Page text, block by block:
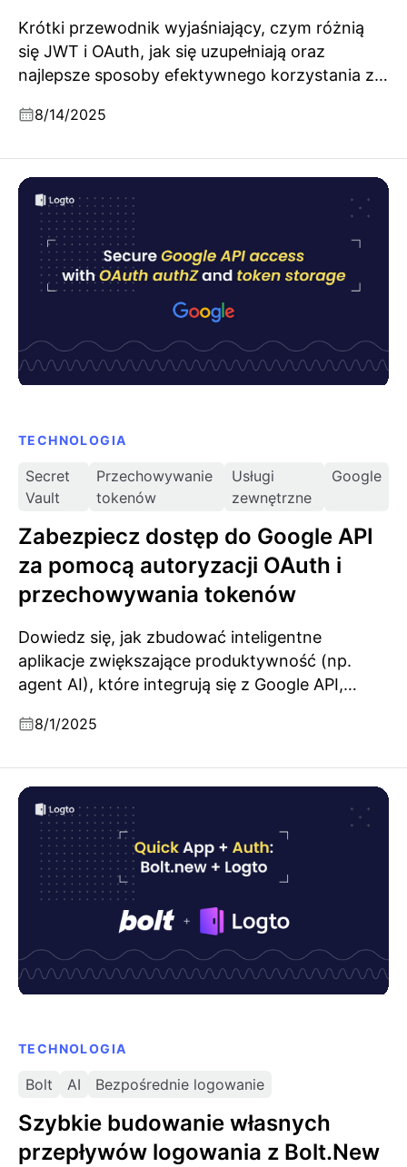
Krótki przewodnik wyjaśniający, czym różnią
się JWT i OAuth, jak się uzupełniają oraz
najlepsze sposoby efektywnego korzystania z
8/14/2025
TECHNOLOGIA
Secret
Vault
Przechowywanie
tokenów
Usługi
zewnętrzne
Google
Zabezpiecz dostęp do Google API
za pomocą autoryzacji OAuth i
przechowywania tokenów
Dowiedz się, jak zbudować inteligentne
aplikacje zwiększające produktywność (np.
agent AI), które integrują się z Google API,
bezpiecznego dostępu i przechowywania
2.0.
8/1/2025
Zabezpiecz dostęp do Google API za pomocą
autoryzacji OAuth i przechowywania tokenów
TECHNOLOGIA
Bolt AI Bezpośrednie logowanie
Szybkie budowanie własnych
przepływów logowania z Bolt.New
Szybkie budowanie własnych przepływów logowania
z Bolt.New i Logto